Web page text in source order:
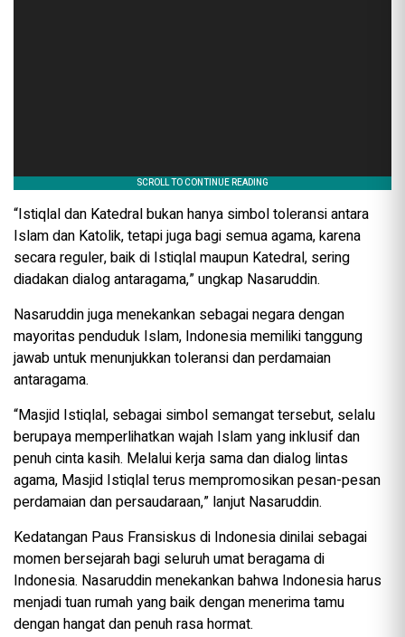
“Istiqlal dan Katedral bukan hanya simbol toleransi antara
Islam dan Katolik, tetapi juga bagi semua agama, karena
secara reguler, baik di Istiqlal maupun Katedral, sering
diadakan dialog antaragama,” ungkap Nasaruddin.
Nasaruddin juga menekankan sebagai negara dengan
mayoritas penduduk Islam, Indonesia memiliki tanggung
jawab untuk menunjukkan toleransi dan perdamaian
antaragama.
“Masjid Istiqlal, sebagai simbol semangat tersebut, selalu
berupaya memperlihatkan wajah Islam yang inklusif dan
penuh cinta kasih. Melalui kerja sama dan dialog lintas
agama, Masjid Istiqlal terus mempromosikan pesan-pesan
perdamaian dan persaudaraan,” lanjut Nasaruddin.
Kedatangan Paus Fransiskus di Indonesia dinilai sebagai
momen bersejarah bagi seluruh umat beragama di
Indonesia. Nasaruddin menekankan bahwa Indonesia harus
menjadi tuan rumah yang baik dengan menerima tamu
dengan hangat dan penuh rasa hormat.